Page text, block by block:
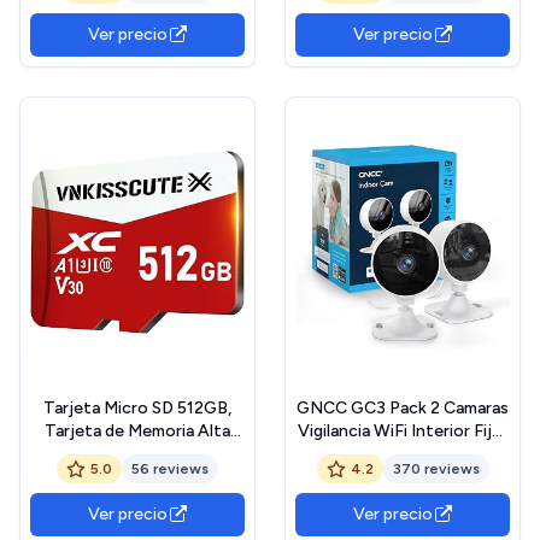
visión Nocturna, Seguridad
doméstica y vigilancia en
Tiempo Real
Ver precio Ver precio
Tarjeta Micro SD 512GB,
Tarjeta de Memoria Alta
Velocidad VNKISSCUTE
Memory Card Gran
Capacidad SD Card para
Cámaras, Teléfonos, Dash
5.0 56 reviews
Ver precio
GNCC GC3 Pack 2 Camaras
Vigilancia WiFi Interior Fijas
1080P, Monitor
Bebés/Mascotas, Visión
Nocturna, Detección
Humana, Audio
4.2 370 reviews
Ver precio